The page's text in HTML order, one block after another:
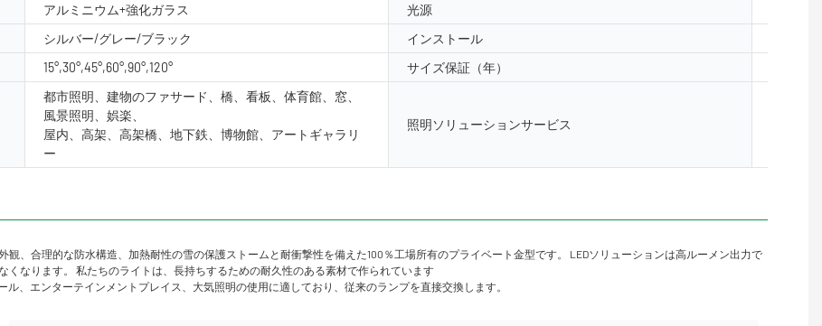
アルミニウム+強化ガラス 光源
シルバー/グレー/ブラック インストール
15°,30°,45°,60°,90°,120° サイズ保証（年）
都市照明、建物のファサード、橋、看板、体育館、窓、
風景照明、娯楽、
屋内、高架、高架橋、地下鉄、博物館、アートギャラリ
ー
照明ソリューションサービス
観、合理的な防水構造、加熱耐性の雪の保護ストームと耐衝撃性を備えた100％工場所有のプライベート金型です。 LEDソリューションは高ルーメン出力で
なります。 私たちのライトは、長持ちするための耐久性のある素材で作られています
、エンターテインメントプレイス、大気照明の使用に適しており、従来のランプを直接交換します。